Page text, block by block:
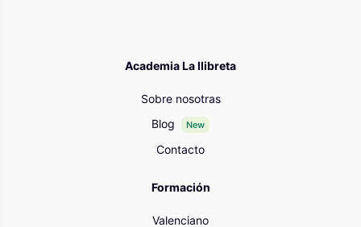
Academia La llibreta
Sobre nosotras
Blog
New
Contacto
Formación
Valenciano